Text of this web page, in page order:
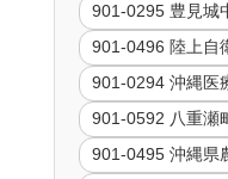
901-0295 豊見城
901-0496 陸上
901-0294 沖縄医
901-0592 八重
901-0495 沖縄